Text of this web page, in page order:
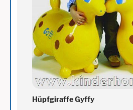
Hüpfgiraffe Gyffy